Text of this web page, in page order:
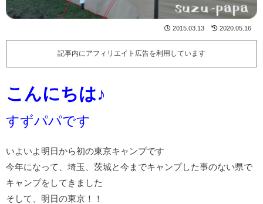
2015.03.13 2020.05.16
記事内にアフィリエイト広告を利用しています
こんにちは♪
すずパパです
いよいよ明日から初の東京キャンプです
今年になって、埼玉、茨城と今までキャンプした事のない県で
キャンプをしてきました
そして、明日の東京！！